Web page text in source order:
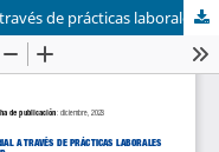
Potenciando la Cultura Empresarial a través de prácticas laborales en el Sector Financiero de Ecuador.